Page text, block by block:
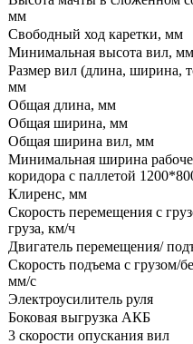
мм
Свободный ход каретки, мм
Минимальная высота вил, мм
Размер вил (длина, ширина,
мм
Общая длина, мм
Общая ширина, мм
Общая ширина вил, мм
Минимальная ширина
коридора с паллетой
Клиренс, мм
Скорость перемещения с
груза, км/ч
Двигатель перемещения/
Скорость подъема с грузом/
мм/с
Электроусилитель руля
Боковая выгрузка АКБ
3 скорости опускания вил